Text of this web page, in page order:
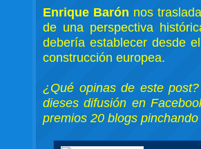
Enrique Barón nos
de una perspectiva
debería establecer desde
construcción europea.
¿Qué opinas de este
dieses difusión en
premios 20 blogs